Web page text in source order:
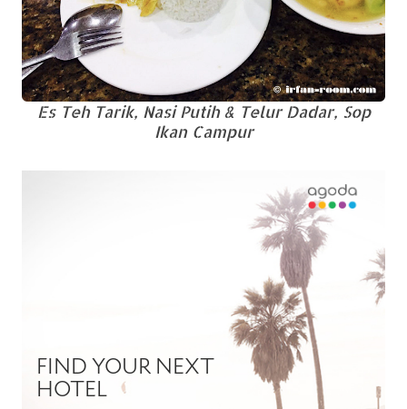
Es Teh Tarik, Nasi Putih & Telur Dadar, Sop
Ikan Campur